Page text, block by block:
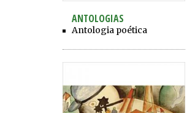
ANTOLOGIAS
Antologia poética